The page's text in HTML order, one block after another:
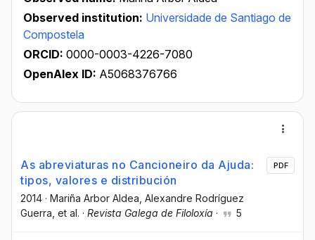
Observed institution: Universidade de Santiago de
Compostela
ORCID: 0000-0003-4226-7080
OpenAlex ID: A5068376766
As abreviaturas no Cancioneiro da Ajuda:
tipos, valores e distribución
2014 · Mariña Arbor Aldea , Alexandre Rodríguez
Guerra , et al. · Revista Galega de Filoloxía · 5
PDF